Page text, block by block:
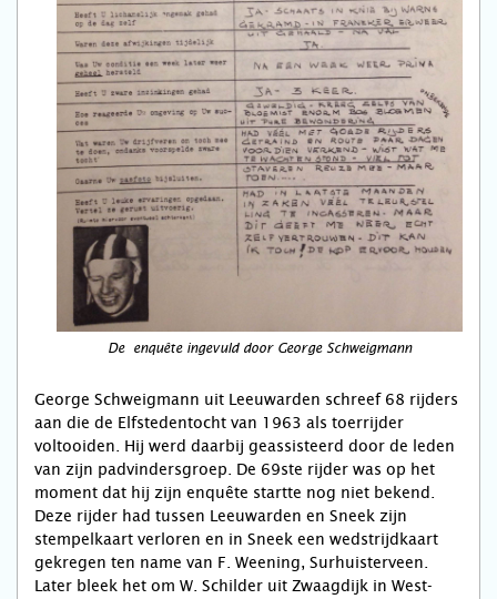
De enquête ingevuld door George Schweigmann
George Schweigmann uit Leeuwarden schreef 68 rijders
aan die de Elfstedentocht van 1963 als toerrijder
voltooiden. Hij werd daarbij geassisteerd door de leden
van zijn padvindersgroep. De 69ste rijder was op het
moment dat hij zijn enquête startte nog niet bekend.
Deze rijder had tussen Leeuwarden en Sneek zijn
stempelkaart verloren en in Sneek een wedstrijdkaart
gekregen ten name van F. Weening, Surhuisterveen.
Later bleek het om W. Schilder uit Zwaagdijk in West-